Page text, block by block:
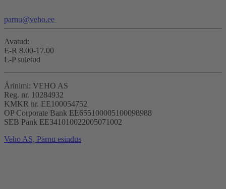
parnu@veho.ee
Avatud:
E-R 8.00-17.00
L-P suletud
Ärinimi: VEHO AS
Reg. nr. 10284932
KMKR nr. EE100054752
OP Corporate Bank EE655100005100098988
SEB Pank EE341010022005071002
Veho AS, Pärnu esindus